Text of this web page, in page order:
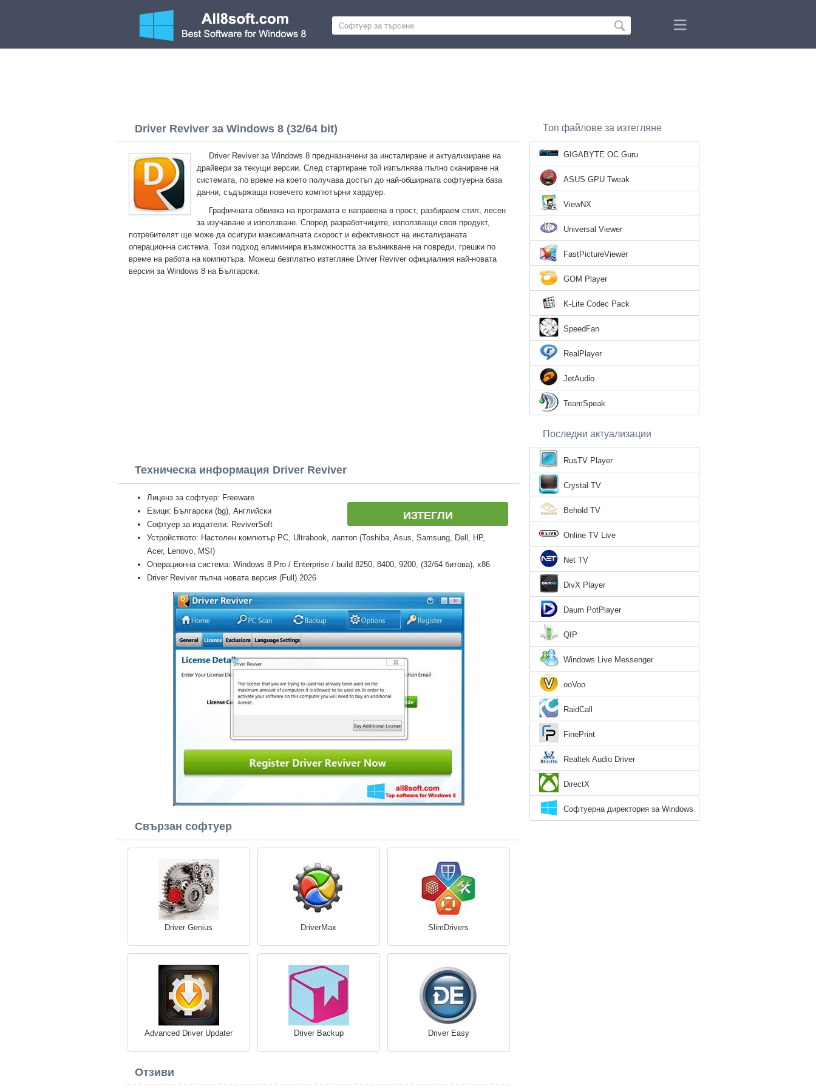
Driver Reviver за Windows 8 (32/64 bit)
Driver Reviver за Windows 8 предназначени за инсталиране и актуализиране на
драйвери за текущи версии. След стартиране той изпълнява пълно сканиране на
системата, по време на което получава достъп до най-обширната софтуерна база
данни, съдържаща повечето компютърни хардуер.
Графичната обвивка на програмата е направена в прост, разбираем стил, лесен
за изучаване и използване. Според разработчиците, използващи своя продукт,
потребителят ще може да осигури максималната скорост и ефективност на инсталираната
операционна система. Този подход елиминира възможността за възникване на повреди, грешки по
време на работа на компютъра. Можеш безплатно изтегляне Driver Reviver официалния най-новата
версия за Windows 8 на Български.
Техническа информация Driver Reviver
ИЗТЕГЛИ
Лиценз за софтуер: Freeware
Езици: Български (bg), Английски
Софтуер за издатели: ReviverSoft
Устройството: Настолен компютър PC, Ultrabook, лаптоп (Toshiba, Asus, Samsung, Dell, HP,
Acer, Lenovo, MSI)
Операционна система: Windows 8 Pro / Enterprise / build 8250, 8400, 9200, (32/64 битова), x86
Driver Reviver пълна новата версия (Full) 2026
Свързан софтуер
Driver Genius DriverMax SlimDrivers
Advanced Driver Updater Driver Backup Driver Easy
Отзиви
Топ файлове за изтегляне
GIGABYTE OC Guru
ASUS GPU Tweak
ViewNX
Universal Viewer
FastPictureViewer
GOM Player
K-Lite Codec Pack
SpeedFan
RealPlayer
JetAudio
TeamSpeak
Последни актуализации
RusTV Player
Crystal TV
Behold TV
Online TV Live
Net TV
DivX Player
Daum PotPlayer
QIP
Windows Live Messenger
ooVoo
RaidCall
FinePrint
Realtek Audio Driver
DirectX
Софтуерна директория за Windows
8